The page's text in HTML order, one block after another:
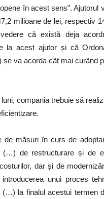
în acest sens”. Ajutorul
milioane de lei, respectiv
că există deja
la acest ajutor și că
va acorda cât mai curând
compania trebuie să
de măsuri în curs de
(…) de restructurare și de
dar și de
unui proces
(…) la finalul acestui termen